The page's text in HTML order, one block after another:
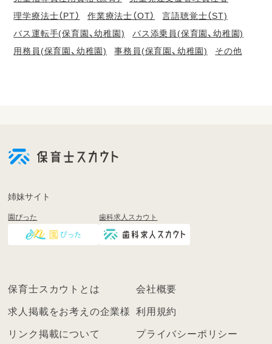
理学療法士（PT）
作業療法士（OT）
言語聴覚士（ST)
バス運転手(保育園、幼稚園)
バス添乗員(保育園、幼稚園)
用務員(保育園、幼稚園)
事務員(保育園、幼稚園) その他
登
く
ン
姉妹サイト
園ぴった 歯科求人スカウト
保育士スカウトとは 会社概要
求人掲載をお考えの企業様 利用規約
リンク掲載について プライバシーポリシー